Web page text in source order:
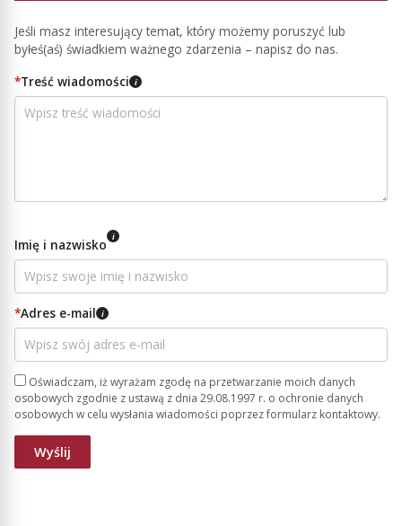
Jeśli masz interesujący temat, który możemy poruszyć lub
byłeś(aś) świadkiem ważnego zdarzenia – napisz do nas.
*Treść wiadomości i
Imię i nazwisko i
*Adres e-mail i
Oświadczam, iż wyrażam zgodę na przetwarzanie moich danych
osobowych zgodnie z ustawą z dnia 29.08.1997 r. o ochronie danych
osobowych w celu wysłania wiadomości poprzez formularz kontaktowy.